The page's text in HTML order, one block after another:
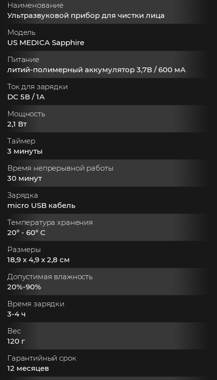
Наименование
Ультразвуковой прибор для чистки лица
Модель
US MEDICA Sapphire
Питание
литий-полимерный аккумулятор 3,7В / 600 мА
Ток для зарядки
DC 5В / 1А
Мощность
2,1 Вт
Таймер
3 минуты
Время непрерывной работы
30 минут
Зарядка
micro USB кабель
Температура хранения
20° - 60° C
Размеры
18,9 x 4,9 x 2,8 см
Допустимая влажность
20%-90%
Время зарядки
3-4 ч
Вес
120 г
Гарантийный срок
12 месяцев